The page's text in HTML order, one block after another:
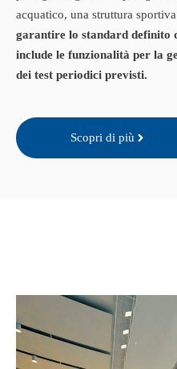
acquatico, una struttura
garantire lo standard definito
include le funzionalità per la
dei test periodici previsti.
Scopri di più